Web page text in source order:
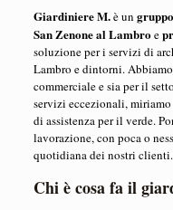
Giardiniere M.è un
San Zenone al Lambroe
soluzione per i servizi di
Lambro e dintorni.
commerciale e sia per il
servizi eccezionali,
di assistenza per il verde.
lavorazione, con poca o
quotidiana dei nostri clienti.
Chi è cosa fa il